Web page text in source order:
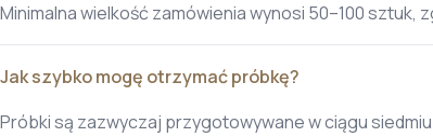
Minimalna wielkość zamówienia wynosi 50–100
Jak szybko mogę otrzymać próbkę?
Próbki są zazwyczaj przygotowywane w ciągu